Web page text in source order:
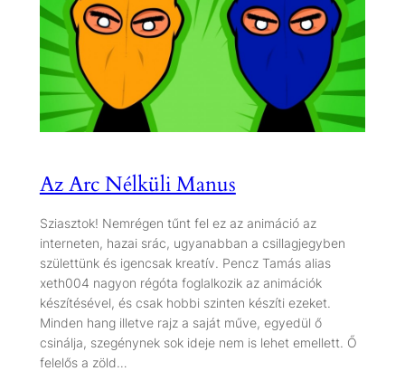
Az Arc Nélküli Manus
Sziasztok! Nemrégen tűnt fel ez az animáció az
interneten, hazai srác, ugyanabban a csillagjegyben
születtünk és igencsak kreatív. Pencz Tamás alias
xeth004 nagyon régóta foglalkozik az animációk
készítésével, és csak hobbi szinten készíti ezeket.
Minden hang illetve rajz a saját műve, egyedül ő
csinálja, szegénynek sok ideje nem is lehet emellett. Ő
felelős a zöld…